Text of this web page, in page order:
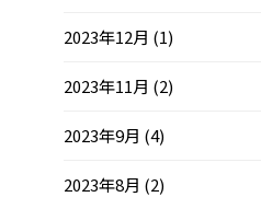
2023年12月 (1)
2023年11月 (2)
2023年9月 (4)
2023年8月 (2)